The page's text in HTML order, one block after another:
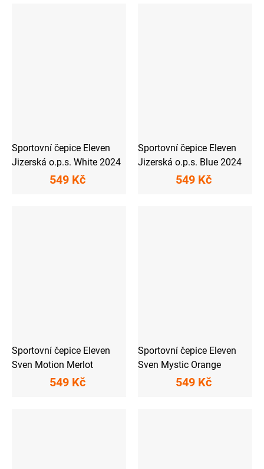
Sportovní čepice Eleven
Jizerská o.p.s. White 2024
549 Kč
Sportovní čepice Eleven
Jizerská o.p.s. Blue 2024
549 Kč
Sportovní čepice Eleven
Sven Motion Merlot
549 Kč
Sportovní čepice Eleven
Sven Mystic Orange
549 Kč